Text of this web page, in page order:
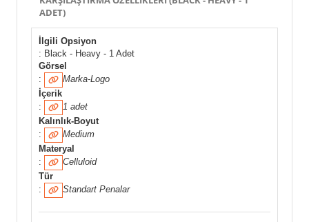
ADET)
İlgili Opsiyon
: Black - Heavy - 1 Adet
Görsel
:
Marka-Logo
İçerik
:
1 adet
Kalınlık-Boyut
:
Medium
Materyal
:
Celluloid
Tür
:
Standart Penalar